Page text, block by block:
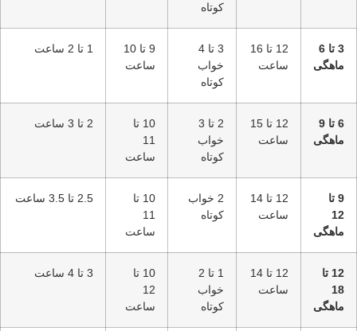
کوتاه
3 تا 6
ماهگی
12 تا 16
ساعت
3 تا 4
خواب
کوتاه
9 تا 10
ساعت
1 تا 2 ساعت
6 تا 9
ماهگی
12 تا 15
ساعت
2 تا 3
خواب
کوتاه
10 تا
11
ساعت
2 تا 3 ساعت
9 تا
12
ماهگی
12 تا 14
ساعت
2 خواب
کوتاه
10 تا
11
ساعت
2.5 تا 3.5 ساعت
12 تا
18
ماهگی
12 تا 14
ساعت
1 تا 2
خواب
کوتاه
10 تا
12
ساعت
3 تا 4 ساعت